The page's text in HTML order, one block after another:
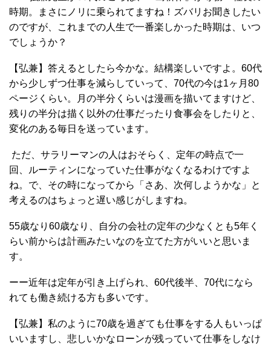
時期。まさにノリに乗られてますね！ズバリお聞きしたい
のですが、これまでの人生で一番楽しかった時期は、いつ
でしょうか？
【弘兼】答えるとしたら今かな。結構楽しいですよ。60代
から少しずつ仕事を減らしていって、70代の今は1ヶ月80
ページくらい。月の半分くらいは漫画を描いてますけど、
残りの半分は描く以外の仕事だったり食事会をしたりと、
変化のある毎日を送っています。
ただ、サラリーマンの人はおそらく、定年の時点で一
回、ルーティンになっていた仕事がなくなるわけですよ
ね。で、その時になってから「さあ、次何しようかな」と
考えるのはちょっと遅い感じがしますね。
55歳なり60歳なり、自分の会社の定年の少なくとも5年く
らい前からは計画みたいなのを立てた方がいいと思いま
す。
ーー近年は定年が引き上げられ、60代後半、70代になら
れても働き続ける方も多いです。
【弘兼】私のように70歳を過ぎても仕事をする人もいっぱ
いいますし、悲しいかなローンが残っていて仕事をしなけ